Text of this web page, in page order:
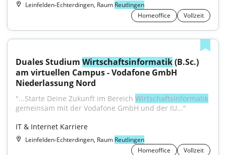
Leinfelden-Echterdingen, Raum Reutlingen
Homeoffice
Vollzeit
Duales Studium Wirtschaftsinformatik (B.Sc.)
am virtuellen Campus - Vodafone GmbH
Niederlassung Nord
"...Starte Deine Zukunft im Bereich Wirtschaftsinformatik
gemeinsam mit der Vodafone GmbH und der IU..."
IT & Internet Karriere
Leinfelden-Echterdingen, Raum Reutlingen
Homeoffice
Vollzeit